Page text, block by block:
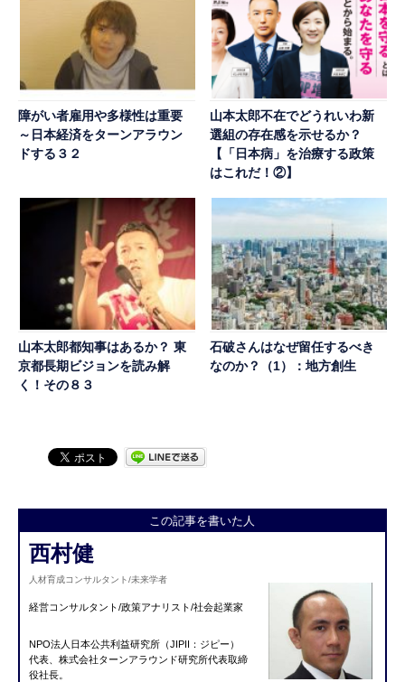
障がい者雇用や多様性は重要
～日本経済をターンアラウン
ドする３２
山本太郎不在でどうれいわ新
選組の存在感を示せるか？
【「日本病」を治療する政策
はこれだ！②】
山本太郎都知事はあるか？ 東
京都長期ビジョンを読み解
く！その８３
石破さんはなぜ留任するべき
なのか？（1）：地方創生
この記事を書いた人
西村健
人材育成コンサルタント/未来学者
経営コンサルタント/政策アナリスト/社会起業家
NPO法人日本公共利益研究所（JIPII：ジピー）
代表、株式会社ターンアラウンド研究所代表取締
役社長。